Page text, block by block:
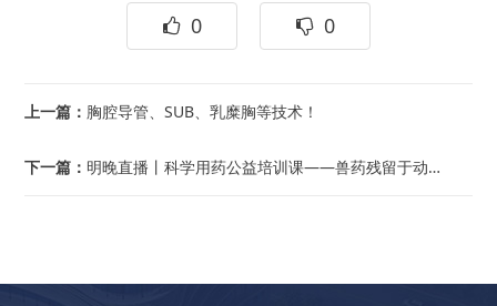
0 0
上一篇： 胸腔导管、SUB、乳糜胸等技术！
下一篇： 明晚直播丨科学用药公益培训课——兽药残留于动物源食品安全